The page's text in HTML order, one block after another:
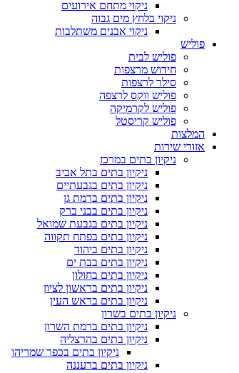
ניקוי מתחם אירועים
ניקוי בלחץ מים גבוה
ניקוי אבנים משתלבות
פוליש
פוליש לבית
חידוש מרצפות
סילר לרצפות
פוליש ווקס לרצפה
פוליש לקרמיקה
פוליש קריסטל
המלצות
אזורי שירות
ניקיון בתים במרכז
ניקיון בתים בתל אביב
ניקיון בתים בגבעתיים
ניקיון בתים ברמת גן
ניקיון בתים בבני ברק
ניקיון בתים בגבעת שמואל
ניקיון בתים בפתח תקווה
ניקיון בתים ביהוד
ניקיון בתים בבת ים
ניקיון בתים בחולון
ניקיון בתים בראשון לציון
ניקיון בתים בראש העין
ניקיון בתים בשרון
ניקיון בתים ברמת השרון
ניקיון בתים בהרצליה
ניקיון בתים בכפר שמריהו
ניקיון בתים ברעננה